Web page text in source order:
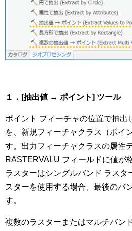
１．[抽出値 → ポイント] ツール
ポイント フィーチャの位置で抽出
を、新規フィーチャクラス（ポイ
す。出力フィーチャクラスの属性
RASTERVALU フィールドに値が
ラスターはシングルバンド ラスタ
スターを使用する場合、最後のバ
す。
複数のラスターまたはマルチバン